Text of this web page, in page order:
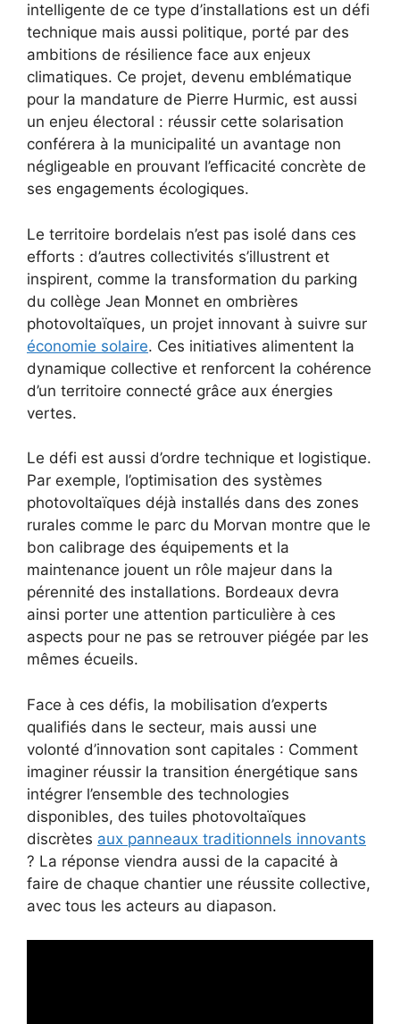
intelligente de ce type d’installations est un défi
technique mais aussi politique, porté par des
ambitions de résilience face aux enjeux
climatiques. Ce projet, devenu emblématique
pour la mandature de Pierre Hurmic, est aussi
un enjeu électoral : réussir cette solarisation
conférera à la municipalité un avantage non
négligeable en prouvant l’efficacité concrète de
ses engagements écologiques.
Le territoire bordelais n’est pas isolé dans ces
efforts : d’autres collectivités s’illustrent et
inspirent, comme la transformation du parking
du collège Jean Monnet en ombrières
photovoltaïques, un projet innovant à suivre sur
économie solaire. Ces initiatives alimentent la
dynamique collective et renforcent la cohérence
d’un territoire connecté grâce aux énergies
vertes.
Le défi est aussi d’ordre technique et logistique.
Par exemple, l’optimisation des systèmes
photovoltaïques déjà installés dans des zones
rurales comme le parc du Morvan montre que le
bon calibrage des équipements et la
maintenance jouent un rôle majeur dans la
pérennité des installations. Bordeaux devra
ainsi porter une attention particulière à ces
aspects pour ne pas se retrouver piégée par les
mêmes écueils.
Face à ces défis, la mobilisation d’experts
qualifiés dans le secteur, mais aussi une
volonté d’innovation sont capitales : Comment
imaginer réussir la transition énergétique sans
intégrer l’ensemble des technologies
disponibles, des tuiles photovoltaïques
discrètes aux panneaux traditionnels innovants
? La réponse viendra aussi de la capacité à
faire de chaque chantier une réussite collective,
avec tous les acteurs au diapason.